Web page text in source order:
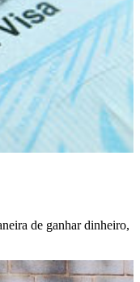
de ganhar dinheiro,